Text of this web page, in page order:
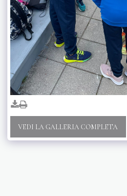
VEDI LA GALLERIA COMPLETA